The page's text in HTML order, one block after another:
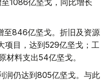
1086亿坚戈，同比增长
至846亿坚戈。折旧及资源
项目，达到529亿坚戈；工
材料支出54亿坚戈。
润仍达到805亿坚戈。与此